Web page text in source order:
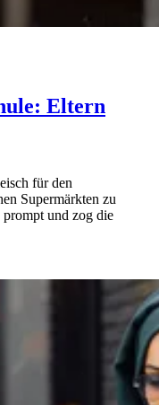
Eltern
für den
Supermärkten zu
und zog die